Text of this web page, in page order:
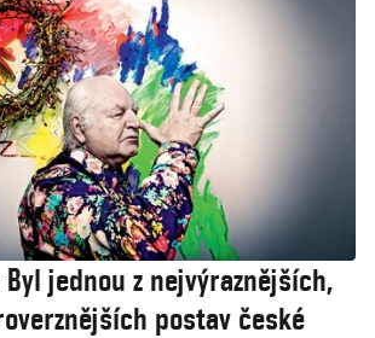
Byl jednou z nejvýraznějších,
postav české